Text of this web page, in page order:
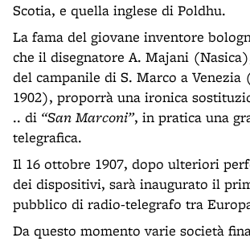
Scotia, e quella inglese di Poldhu.
La fama del giovane inventore
che il disegnatore A. Majani
del campanile di S. Marco a Venezia
1902), proporrà una ironica
.. di “San Marconi”, in pratica una
telegrafica.
Il 16 ottobre 1907, dopo ulteriori
dei dispositivi, sarà inaugurato il
pubblico di radio-telegrafo tra
Da questo momento varie società